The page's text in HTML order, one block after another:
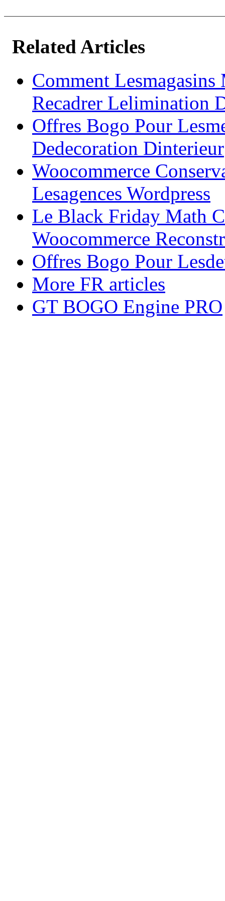
Related Articles
Comment
Recadrer Lelimination
Offres Bogo Pour
Dedecoration Dinterieur
Woocommerce
Lesagences Wordpress
Le Black Friday Math
Woocommerce
Offres Bogo Pour
More FR articles
GT BOGO Engine PRO